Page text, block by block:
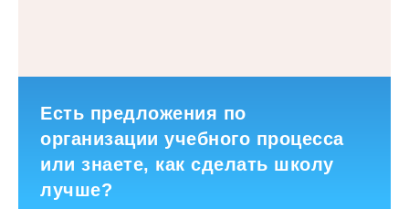
Есть предложения по
организации учебного процесса
или знаете, как сделать школу
лучше?